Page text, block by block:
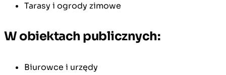
Tarasy i ogrody zimowe
W obiektach publicznych:
Biurowce i urzędy